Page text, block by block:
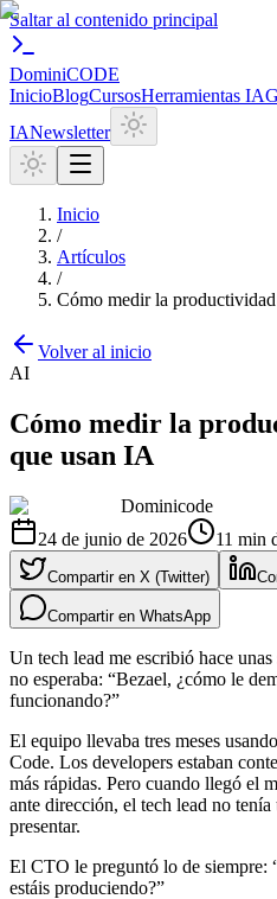
Saltar al contenido principal
DominiCODE
InicioBlogCursosHerramientas IA
IANewsletter
Inicio
/
Artículos
/
Cómo medir la
Volver al inicio
AI
Cómo medir la
que usan IA
Dominicode
24 de junio de 2026
11 min
Compartir en X (Twitter)
Compartir en WhatsApp
Un tech lead me escribió hace
no esperaba: “Bezael, ¿cómo le
funcionando?”
El equipo llevaba tres meses
Code. Los developers estaban
más rápidas. Pero cuando llegó el
ante dirección, el tech lead no
presentar.
El CTO le preguntó lo de siempre:
estáis produciendo?”